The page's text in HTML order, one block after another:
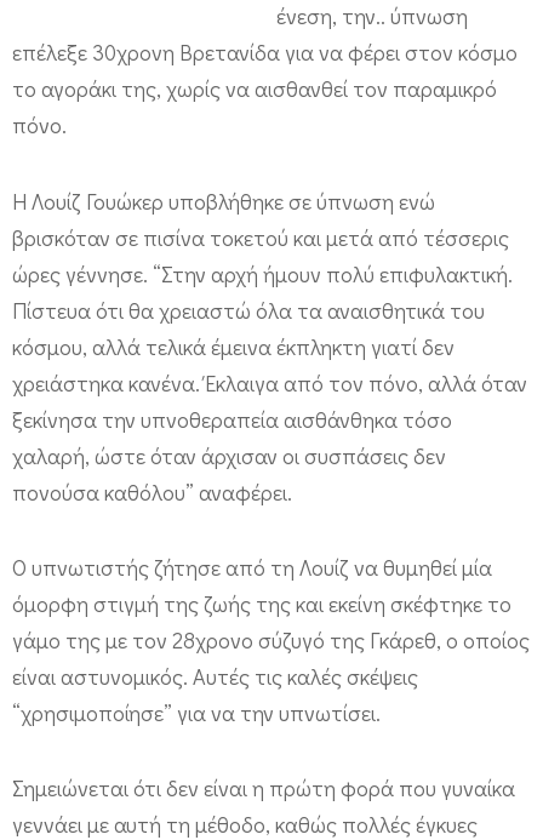
έ
ν
ν
μ
ε
.
.
ύ
π
ν
ω
η
ένεση, την.. ύπνωση
επέλεξε 30χρονη Βρετανίδα για να φέρει στον κόσμο
το αγοράκι της, χωρίς να αισθανθεί τον παραμικρό
πόνο.
Η Λουίζ Γουώκερ υποβλήθηκε σε ύπνωση ενώ
βρισκόταν σε πισίνα τοκετού και μετά από τέσσερις
ώρες γέννησε. “Στην αρχή ήμουν πολύ επιφυλακτική.
Πίστευα ότι θα χρειαστώ όλα τα αναισθητικά του
κόσμου, αλλά τελικά έμεινα έκπληκτη γιατί δεν
χρειάστηκα κανένα. Έκλαιγα από τον πόνο, αλλά όταν
ξεκίνησα την υπνοθεραπεία αισθάνθηκα τόσο
χαλαρή, ώστε όταν άρχισαν οι συσπάσεις δεν
πονούσα καθόλου” αναφέρει.
Ο υπνωτιστής ζήτησε από τη Λουίζ να θυμηθεί μία
όμορφη στιγμή της ζωής της και εκείνη σκέφτηκε το
γάμο της με τον 28χρονο σύζυγό της Γκάρεθ, ο οποίος
είναι αστυνομικός. Αυτές τις καλές σκέψεις
“χρησιμοποίησε” για να την υπνωτίσει.
Σημειώνεται ότι δεν είναι η πρώτη φορά που γυναίκα
γεννάει με αυτή τη μέθοδο, καθώς πολλές έγκυες